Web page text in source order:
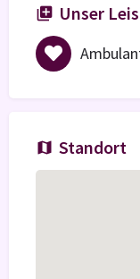
Unser
Standort